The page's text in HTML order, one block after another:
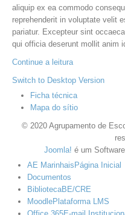
aliquip ex ea commodo
reprehenderit in voluptate velit
pariatur. Excepteur sint
qui officia deserunt mollit anim
Continue a leitura
Switch to Desktop Version
Ficha técnica
Mapa do sítio
© 2020 Agrupamento de
Joomla! é um
AE Marinhais Página Inicial
Documentos
BibliotecaBE/CRE
MoodlePlataforma LMS